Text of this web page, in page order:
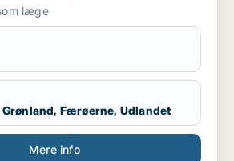
læge
Grønland, Færøerne, Udlandet
Mere info